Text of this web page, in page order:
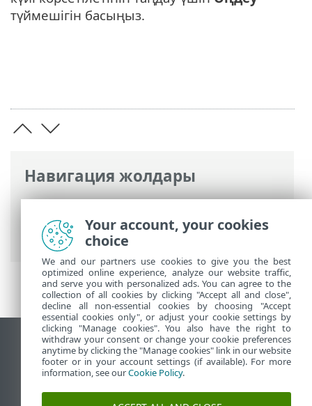
Навигация жолдары
ESET онлайн анықтамасы>ESET Smart
Security Premium>Кеңейтілген орнату
> Хабарландырулар
түймешігін басыңыз.
Жұмыс үстеліндегі сайтты қарау
End of Life
ESET білім қоры
ESET форумы
Your account, your cookies
choice
We and our partners use cookies to give you the best
optimized online experience, analyze our website traffic,
and serve you with personalized ads. You can agree to the
collection of all cookies by clicking "Accept all and close",
decline all non-essential cookies by choosing "Accept
essential cookies only", or adjust your cookie settings by
clicking "Manage cookies". You also have the right to
withdraw your consent or change your cookie preferences
anytime by clicking the "Manage cookies" link in our website
footer or in your account settings (if available). For more
information, see ourCookie Policy.